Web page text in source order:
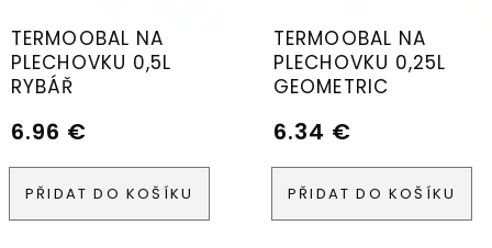
TERMOOBAL NA
PLECHOVKU 0,5L
RYBÁŘ
6.96 €
PŘIDAT DO KOŠÍKU
TERMOOBAL NA
PLECHOVKU 0,25L
GEOMETRIC
6.34 €
PŘIDAT DO KOŠÍKU